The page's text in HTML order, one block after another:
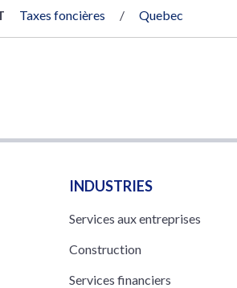
Taxes foncières Quebec
INDUSTRIES
Services aux entreprises
Construction
Services financiers